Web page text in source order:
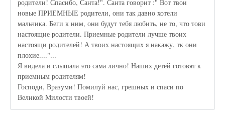
родители! Спасибо, Санта!". Санта говорит :" Вот твои
новые ПРИЕМНЫЕ родители, они так давно хотели
мальчика. Беги к ним, они будут тебя любить, не то, что тови
настоящие родители. Приемные родители лучше твоих
настоящи родителей! А твоих настоящих я накажу, тк они
плохие...."...
Я видела и слышала это сама лично! Наших детей готовят к
приемным родителям!
Господи, Вразуми! Помилуй нас, грешных и спаси по
Великой Милости твоей!